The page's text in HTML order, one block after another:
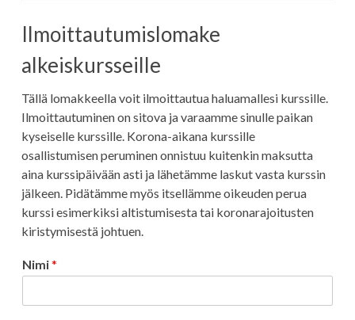
Ilmoittautumislomake
alkeiskursseille
Tällä lomakkeella voit ilmoittautua haluamallesi kurssille.
Ilmoittautuminen on sitova ja varaamme sinulle paikan
kyseiselle kurssille. Korona-aikana kurssille
osallistumisen peruminen onnistuu kuitenkin maksutta
aina kurssipäivään asti ja lähetämme laskut vasta kurssin
jälkeen. Pidätämme myös itsellämme oikeuden perua
kurssi esimerkiksi altistumisesta tai koronarajoitusten
kiristymisestä johtuen.
Nimi*